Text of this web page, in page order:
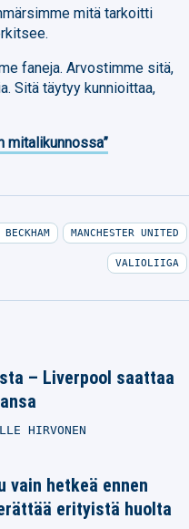
mitä tarkoitti
faneja. Arvostimme sitä,
Sitä täytyy kunnioittaa,
mitalikunnossa”
MANCHESTER UNITED
VALIOLIIGA
– Liverpool saattaa
HIRVONEN
vain hetkeä ennen
erityistä huolta